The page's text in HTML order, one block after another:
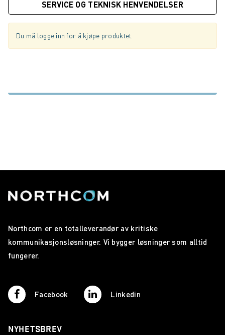
SERVICE OG TEKNISK HENVENDELSER
Du må logge inn for å kjøpe produktet.
Northcom er en totalleverandør av kritiske
kommunikasjonsløsninger. Vi bygger løsninger som alltid
fungerer.
Facebook Linkedin
NYHETSBREV